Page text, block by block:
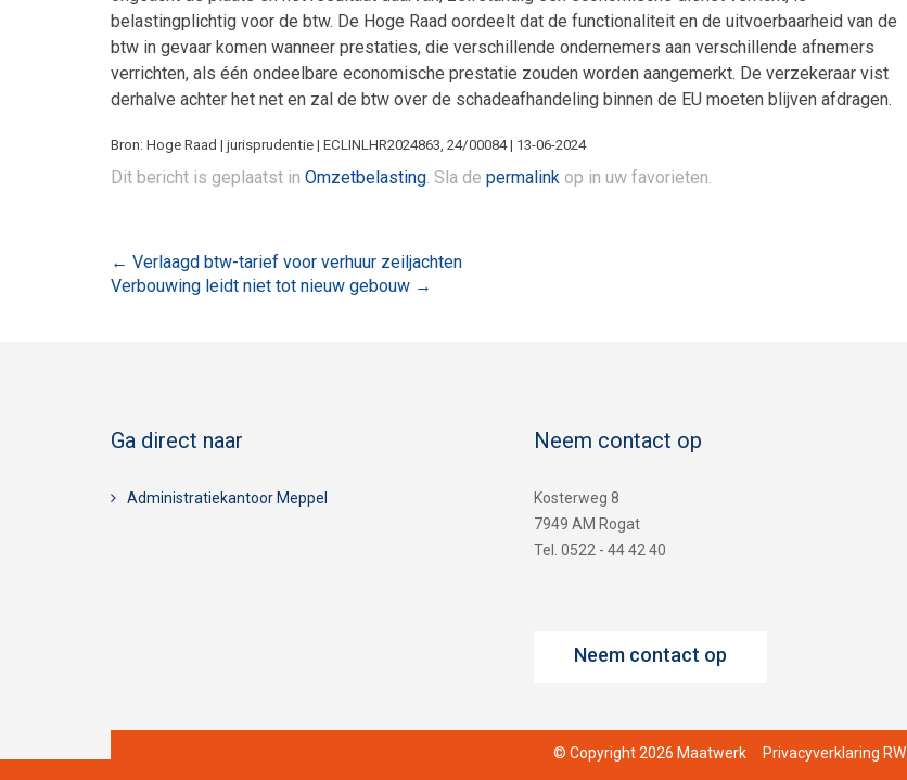
belastingplichtig voor de btw. De Hoge Raad oordeelt dat de functionaliteit en de uitvoerbaarheid van de
btw in gevaar komen wanneer prestaties, die verschillende ondernemers aan verschillende afnemers
verrichten, als één ondeelbare economische prestatie zouden worden aangemerkt. De verzekeraar vist
derhalve achter het net en zal de btw over de schadeafhandeling binnen de EU moeten blijven afdragen.
Bron: Hoge Raad | jurisprudentie | ECLINLHR2024863, 24/00084 | 13-06-2024
Dit bericht is geplaatst in Omzetbelasting. Sla de permalink op in uw favorieten.
Bericht
← Verlaagd btw-tarief voor verhuur zeiljachten
Verbouwing leidt niet tot nieuw gebouw →
Ga direct naar
Administratiekantoor Meppel
Neem contact op
Kosterweg 8
7949 AM Rogat
Tel. 0522 - 44 42 40
Neem contact op
© Copyright 2026 Maatwerk Privacyverklaring RW